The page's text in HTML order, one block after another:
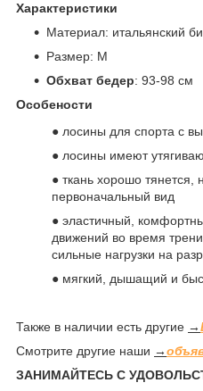
Характеристики
Материал: итальянский
Размер: M
Обхват бедер: 93-98 см
Особености
● лосины для спорта с
● лосины имеют
● ткань хорошо тянется,
первоначальный вид
● эластичный,
движений во время
сильные нагрузки на
● мягкий, дышащий и
Также в наличии есть другие →
Смотрите другие наши →
ЗАНИМАЙТЕСЬ С